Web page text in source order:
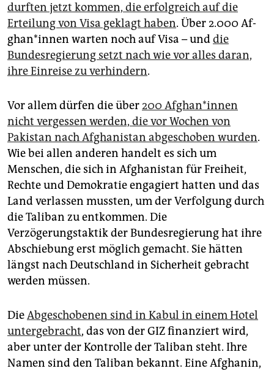
durften jetzt kommen, die erfolgreich auf die
Erteilung von Visa geklagt haben. Über 2.000 Af­
gha­n*in­nen warten noch auf Visa – unddie
Bundesregierung setzt nach wie vor alles daran,
ihre Einreise zu verhindern.
Vor allem dürfen die über200 Af­gha­n*in­nen
nicht vergessen werden, die vor Wochen von
Pakistan nach Afghanistan abgeschoben wurden.
Wie bei allen anderen handelt es sich um
Menschen, die sich in Afghanistan für Freiheit,
Rechte und Demokratie engagiert hatten und das
Land verlassen mussten, um der Verfolgung durch
die Taliban zu entkommen. Die
Verzögerungstaktik der Bundesregierung hat ihre
Abschiebung erst möglich gemacht. Sie hätten
längst nach Deutschland in Sicherheit gebracht
werden müssen.
DieAbgeschobenen sind in Kabul in einem Hotel
untergebracht, das von der GIZ finanziert wird,
aber unter der Kontrolle der Taliban steht. Ihre
Namen sind den Taliban bekannt. Eine Afghanin,